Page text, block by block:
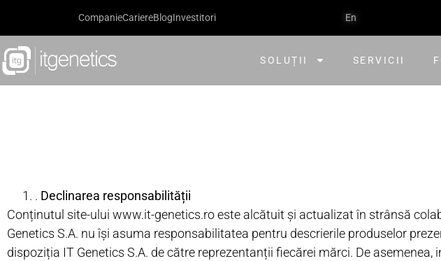
CompanieCariereBlogInvestitori En
SOLUȚII SERVICII
. Declinarea responsabilității
Conținutul site-ului www.it-genetics.ro este alcătuit și actualizat în strânsă
Genetics S.A. nu își asuma responsabilitatea pentru descrierile produselor
dispoziția IT Genetics S.A. de către reprezentanții fiecărei mărci. De